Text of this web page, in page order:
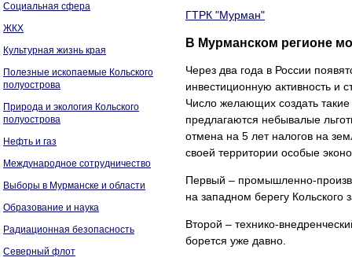
Социальная сфера
ЖКХ
Культурная жизнь края
Полезные ископаемые Кольского
полуострова
Природа и экология Кольского
полуострова
Нефть и газ
Международное сотрудничество
Выборы в Мурманске и области
Образование и наука
Радиационная безопасность
Северный флот
ГТРК "Мурман"
В Мурманском регионе
Через два года в России
инвестиционную активность и
Число желающих создать
предлагаются небывалые
отмена на 5 лет налогов на
своей территории особые
Первый – промышленно-
на западном берегу Кольского
Второй – технико-
борется уже давно.